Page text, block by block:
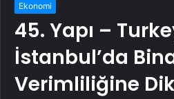
Ekonomi
45. Yapı –
İstanbul’da
Verimliliğine